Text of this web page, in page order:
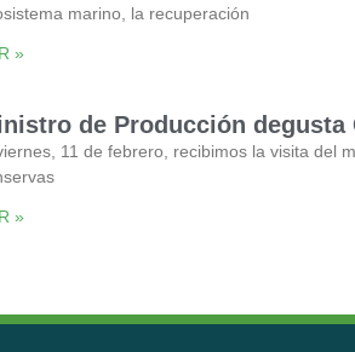
marino, la recuperación
»
de Producción degusta
11 de febrero, recibimos la visita del
»